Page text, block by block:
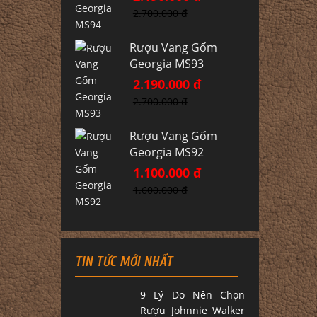
2.700.000 đ
Rượu Vang Gốm
Georgia MS93
2.190.000 đ
2.700.000 đ
Rượu Vang Gốm
Georgia MS92
1.100.000 đ
1.600.000 đ
TIN TỨC MỚI NHẤT
9 Lý Do Nên Chọn
Rượu Johnnie Walker